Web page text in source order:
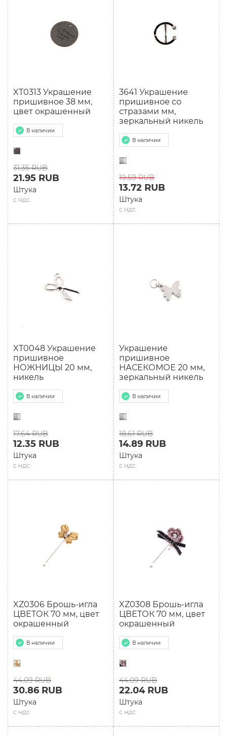
XT0313 Украшение
пришивное 38 мм,
цвет окрашенный
В наличии
31.35 RUB
с ндс
21.95 RUB
Штука
3641 Украшение
пришивное со
стразами мм,
зеркальный никель
В наличии
19.59 RUB
с ндс
13.72 RUB
Штука
XT0048 Украшение
пришивное
НОЖНИЦЫ 20 мм,
никель
В наличии
17.64 RUB
с ндс
12.35 RUB
Штука
Украшение
пришивное
НАСЕКОМОЕ 20 мм,
зеркальный никель
В наличии
18.61 RUB
с ндс
14.89 RUB
Штука
XZ0306 Брошь-игла
ЦВЕТОК 70 мм, цвет
окрашенный
В наличии
44.09 RUB
с ндс
30.86 RUB
Штука
XZ0308 Брошь-игла
ЦВЕТОК 70 мм, цвет
окрашенный
В наличии
44.09 RUB
с ндс
22.04 RUB
Штука